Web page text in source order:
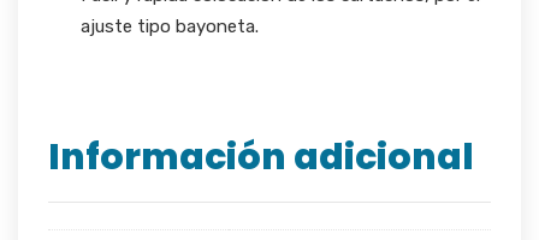
ajuste tipo bayoneta.
Información adicional